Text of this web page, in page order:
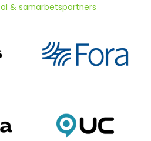
& samarbetspartners